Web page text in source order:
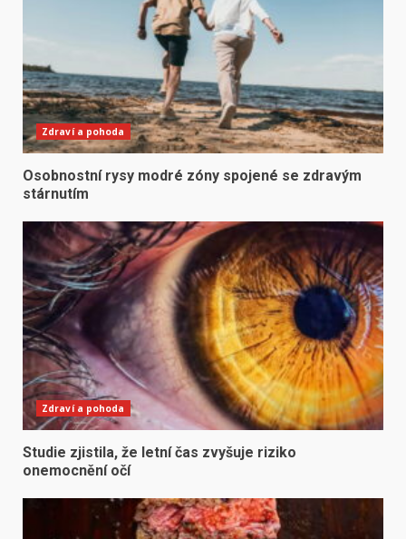
Zdraví a pohoda
Osobnostní rysy modré zóny spojené se zdravým
stárnutím
Zdraví a pohoda
Studie zjistila, že letní čas zvyšuje riziko
onemocnění očí